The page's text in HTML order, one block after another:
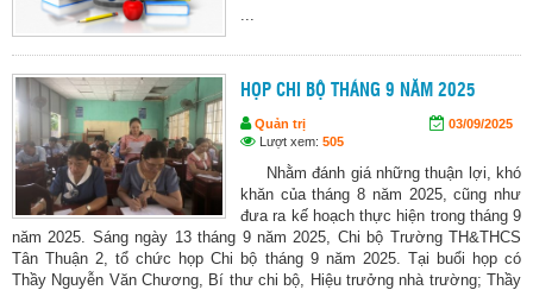
HỌP CHI BỘ THÁNG 9 NĂM 2025
Quản trị
03/09/2025
Lượt xem: 505
Nhằm đánh giá những thuận lợi, khó
khăn của tháng 8 năm 2025, cũng như
đưa ra kế hoạch thực hiện trong tháng 9
năm 2025. Sáng ngày 13 tháng 9 năm 2025, Chi bộ Trường TH&THCS
Tân Thuận 2, tổ chức họp Chi bộ tháng 9 năm 2025. Tại buổi họp có
Thầy Nguyễn Văn Chương, Bí thư chi bộ, Hiệu trưởng nhà trường; Thầy